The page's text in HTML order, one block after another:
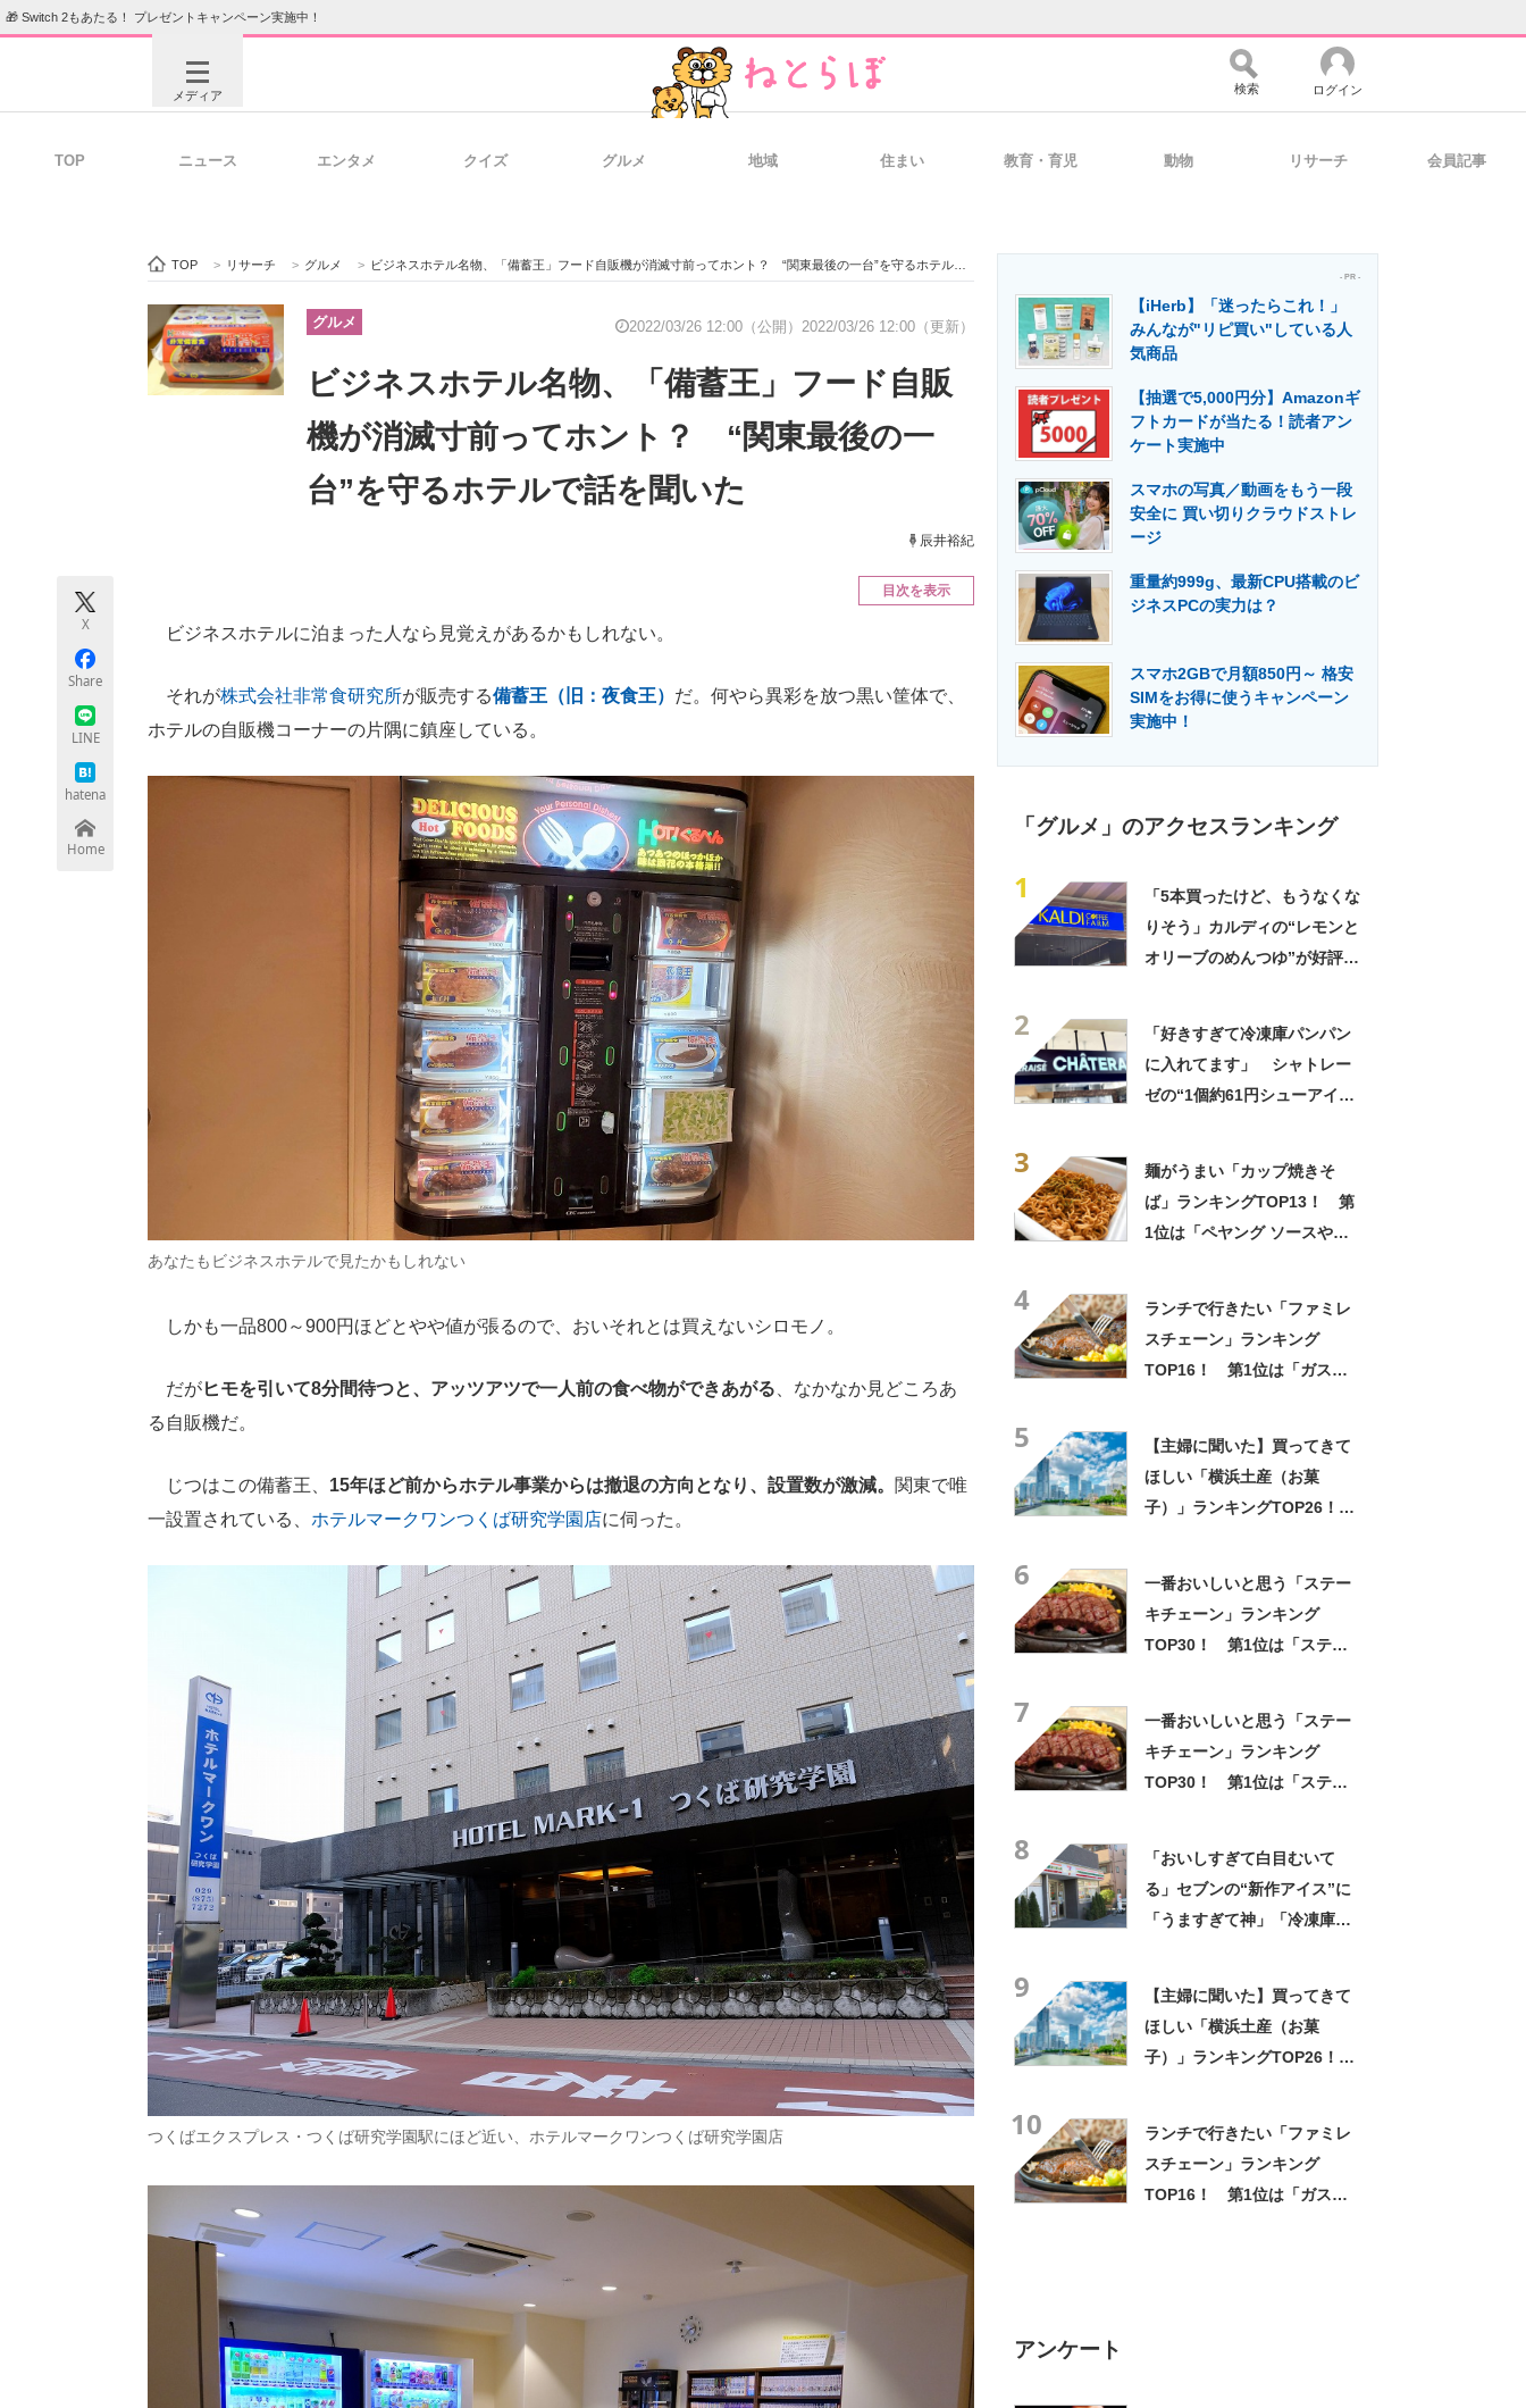
🎁 Switch 2もあたる！ プレゼントキャンペーン実施中！
メディア
ビジネスと働き方のヒント 経営リーダーのコミュニティ マーケ×ITの今がよく分かる
企業向けIT製品の総合サイト IT製品の技術・比較・事例 製造業のIT導入・活用を支援
エネルギーの専門メディア 建設×テクノロジーの最前線
ちょっと気になるネットの話題
検索 ログイン
TOP ニュース エンタメ クイズ グルメ 地域 住まい 教育・育児 動物 リサーチ 会員記事
TOP > リサーチ > グルメ > ビジネスホテル名物、「備蓄王」フード自販機が消滅寸前ってホント？ “関東最後の一台”を守るホテルで話を聞いた
グルメ 2022/03/26 12:00（公開） 2022/03/26 12:00（更新）
ビジネスホテル名物、「備蓄王」フード自販
機が消滅寸前ってホント？ “関東最後の一
台”を守るホテルで話を聞いた
辰井裕紀
X
Share
LINE
hatena
Home
目次を表示
ビジネスホテルに泊まった人なら見覚えがあるかもしれない。
それが株式会社非常食研究所が販売する備蓄王（旧：夜食王） だ。何やら異彩を放つ黒い筐体で、
ホテルの自販機コーナーの片隅に鎮座している。
あなたもビジネスホテルで見たかもしれない
しかも一品800～900円ほどとやや値が張るので、おいそれとは買えないシロモノ。
だがヒモを引いて8分間待つと、アッツアツで一人前の食べ物ができあがる 、なかなか見どころあ
る自販機だ。
じつはこの備蓄王、 15年ほど前からホテル事業からは撤退の方向となり、設置数が激減。 関東で唯
一設置されている、 ホテルマークワンつくば研究学園店に伺った。
つくばエクスプレス・つくば研究学園駅にほど近い、ホテルマークワンつくば研究学園店
- PR -
【iHerb】「迷ったらこれ！」
みんなが"リピ買い"している人
気商品
【抽選で5,000円分】Amazonギ
フトカードが当たる！読者アン
ケート実施中
スマホの写真／動画をもう一段
安全に 買い切りクラウドストレ
ージ
重量約999g、最新CPU搭載のビ
ジネスPCの実力は？
スマホ2GBで月額850円～ 格安
SIMをお得に使うキャンペーン
実施中！
「グルメ」のアクセスランキング
1
「5本買ったけど、もうなくな
りそう」カルディの“レモンと
オリーブのめんつゆ”が好評
2
「好きすぎて冷凍庫パンパン
に入れてます」 シャトレー
ゼの“1個約61円シューアイ
3
麺がうまい「カップ焼きそ
ば」ランキングTOP13！ 第
1位は「ペヤング ソースやき
4
ランチで行きたい「ファミレ
スチェーン」ランキング
TOP16！ 第1位は「ガス
5
【主婦に聞いた】買ってきて
ほしい「横浜土産（お菓
子）」ランキングTOP26！
6
一番おいしいと思う「ステー
キチェーン」ランキング
TOP30！ 第1位は「ステー
7
一番おいしいと思う「ステー
キチェーン」ランキング
TOP30！ 第1位は「ステー
8
「おいしすぎて白目むいて
る」セブンの“新作アイス”に
「うますぎて神」「冷凍庫に
9
【主婦に聞いた】買ってきて
ほしい「横浜土産（お菓
子）」ランキングTOP26！
10
ランチで行きたい「ファミレ
スチェーン」ランキング
TOP16！ 第1位は「ガス
アンケート